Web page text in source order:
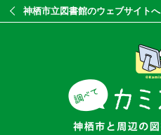
神栖市立図書館のウェブサイトへ